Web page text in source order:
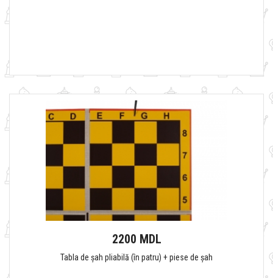
2200 MDL
Tabla de șah pliabilă (în patru) + piese de șah